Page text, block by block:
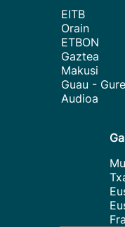
EITB
Orain
ETBON
Gaztea
Makusi
Guau - Gure
Audioa